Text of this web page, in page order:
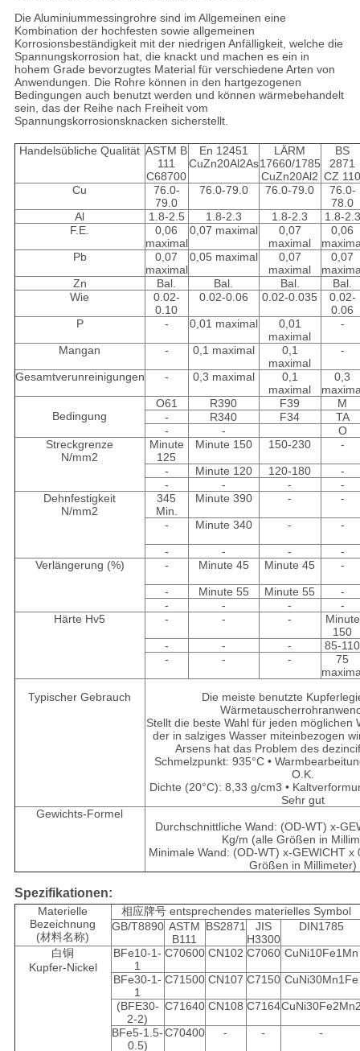
Die Aluminiummessingrohre sind im Allgemeinen eine
Kombination der hochfesten sowie allgemeinen
Korrosionsbeständigkeit mit der niedrigen Anfälligkeit, welche die
Spannungskorrosion hat, die knackt und machen es ein in
hohem Grade bevorzugtes Material für verschiedene Arten von
Anwendungen. Die Rohre können in den hartgezogenen
Bedingungen auch benutzt werden und können wärmebehandelt
sein, das der Reihe nach Freiheit vom
Spannungskorrosionsknacken sicherstellt.
Handelsübliche Qualität ASTM B
111
C68700
En 12451
CuZn20Al2As
LÄRM
17660/1785
CuZn20Al2
BS
2871
CZ
Cu
76.0-
79.0
76.0-79.0 76.0-79.0
76.0-
78.0
Al
1.8-2.5 1.8-2.3 1.8-2.3
1.8-2.3
F.E.
0,06
maximal
0,07 maximal
0,07
maximal
0,06
Pb
0,07
maximal
0,05 maximal
0,07
maximal
0,07
Zn
Bal. Bal. Bal.
Bal.
Wie
0.02-
0.10
0.02-0.06 0.02-0.035
0.02-
0.06
P
- 0,01 maximal
0,01
maximal
-
Mangan - 0,1 maximal
0,1
maximal
-
Gesamtverunreinigungen - 0,3 maximal
0,1
maximal
0,3
Bedingung
O61 R390 F39
M
-
R340 F34
TA
-
-
O
Streckgrenze
N/mm2
Minute
125
Minute 150 150-230 -
- Minute 120 120-180
-
-
- -
-
Dehnfestigkeit
N/mm2
345
Min.
Minute 390 - -
- Minute 340 - -
- - -
-
Verlängerung (%)
- Minute 45 Minute 45 -
- Minute 55 Minute 55
-
-
- -
-
Härte Hv5
- - -
Minute
150
-
- -
85-110
-
- -
75
Typischer Gebrauch
Die meiste benutzte
Stellt die beste Wahl für jeden möglichen
der in salziges Wasser miteinbezogen
Arsens hat das Problem des
Schmelzpunkt: 935°C •
O.K.
Dichte (20°C): 8,33 g/cm3 •
Sehr gut
Gewichts-Formel
Durchschnittliche Wand: (OD-WT) x-
Kg/m (alle Größen in
Minimale Wand: (OD-WT) x-GEWICHT x
Größen in Millimeter)
Spezifikationen:
Materielle
Bezeichnung
(材料名称)
相应牌号 entsprechendes materielles Symbol
GB/T8890 ASTM
B111
BS2871
JIS
H3300
DIN1785
白铜
Kupfer-Nickel
BFe10-1-
1
C70600 CN102 C7060 CuNi10Fe1Mn
BFe30-1-
1
C71500 CN107 C7150 CuNi30Mn1Fe
(BFE30-
2-2)
C71640 CN108 C7164
BFe5-1.5-
0.5)
C70400 - - -